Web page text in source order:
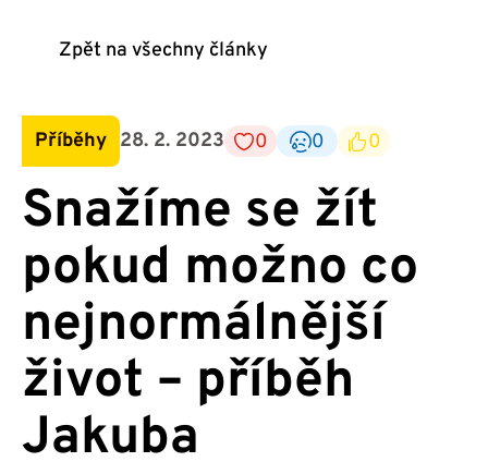
Zpět na všechny články
Příběhy 28. 2. 2023 0 0 0
Snažíme se žít
pokud možno co
nejnormálnější
život – příběh
Jakuba